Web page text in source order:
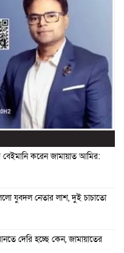
বেইমানি করেন জামায়াত আমির:
যুবদল নেতার লাশ, দুই চাচাতো
দেরি হচ্ছে কেন, জামায়াতের